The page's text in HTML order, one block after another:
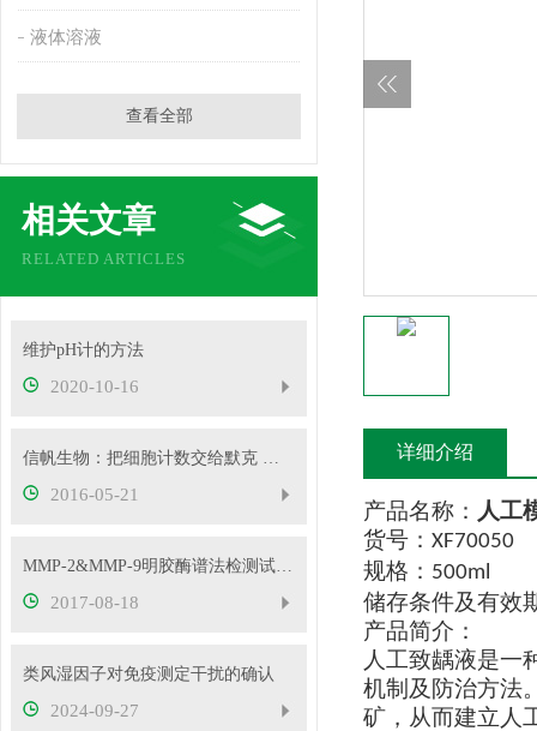
液体溶液
查看全部
相关文章
RELATED ARTICLES
维护pH计的方法
2020-10-16
信帆生物：把细胞计数交给默克 把实验时间留给文献
2016-05-21
MMP-2&MMP-9明胶酶谱法检测试剂盒普及啦
2017-08-18
类风湿因子对免疫测定干扰的确认
2024-09-27
详细介绍
产品名称： 人工
货号： XF70050
规格： 500ml
储存条件及有效
产品简介：
人工致龋液是一
机制及防治方法
矿，从而建立人